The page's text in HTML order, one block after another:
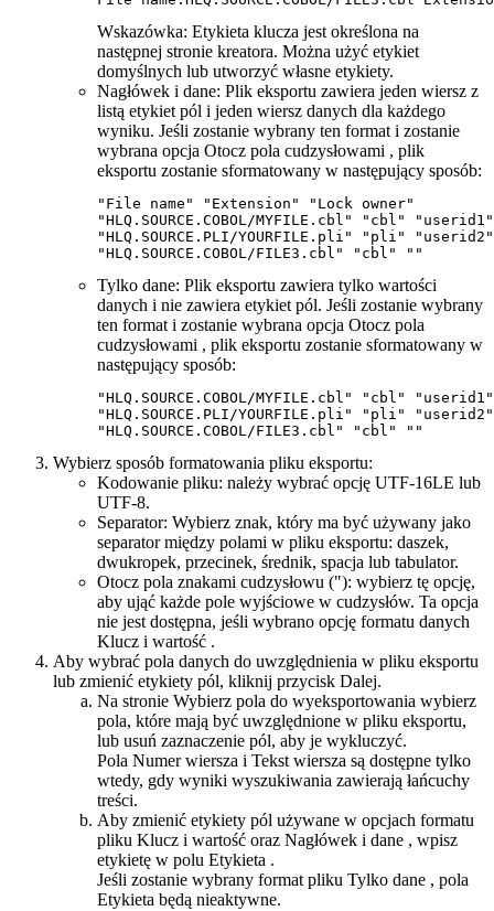
Wskazówka: Etykieta klucza jest określona na
następnej stronie kreatora. Można użyć etykiet
domyślnych lub utworzyć własne etykiety.
Nagłówek i dane: Plik eksportu zawiera jeden wiersz z
listą etykiet pól i jeden wiersz danych dla każdego
wyniku. Jeśli zostanie wybrany ten format i zostanie
wybrana opcja Otocz pola cudzysłowami , plik
eksportu zostanie sformatowany w następujący sposób:
"File name" "Extension" "Lock owner"
"HLQ.SOURCE.COBOL/MYFILE.cbl" "cbl" "userid1"
"HLQ.SOURCE.PLI/YOURFILE.pli" "pli" "userid2"
Tylko dane: Plik eksportu zawiera tylko wartości
danych i nie zawiera etykiet pól. Jeśli zostanie wybrany
ten format i zostanie wybrana opcja Otocz pola
cudzysłowami , plik eksportu zostanie sformatowany w
następujący sposób:
"HLQ.SOURCE.COBOL/MYFILE.cbl" "cbl" "userid1"
"HLQ.SOURCE.PLI/YOURFILE.pli" "pli" "userid2"
Wybierz sposób formatowania pliku eksportu:
Kodowanie pliku: należy wybrać opcję UTF-16LE lub
UTF-8.
Separator: Wybierz znak, który ma być używany jako
separator między polami w pliku eksportu: daszek,
dwukropek, przecinek, średnik, spacja lub tabulator.
Otocz pola znakami cudzysłowu ("): wybierz tę opcję,
aby ująć każde pole wyjściowe w cudzysłów. Ta opcja
nie jest dostępna, jeśli wybrano opcję formatu danych
Klucz i wartość .
Aby wybrać pola danych do uwzględnienia w pliku eksportu
lub zmienić etykiety pól, kliknij przycisk Dalej.
Na stronie Wybierz pola do wyeksportowania wybierz
pola, które mają być uwzględnione w pliku eksportu,
lub usuń zaznaczenie pól, aby je wykluczyć.
Pola Numer wiersza i Tekst wiersza są dostępne tylko
wtedy, gdy wyniki wyszukiwania zawierają łańcuchy
treści.
Aby zmienić etykiety pól używane w opcjach formatu
pliku Klucz i wartość oraz Nagłówek i dane , wpisz
etykietę w polu Etykieta .
Jeśli zostanie wybrany format pliku Tylko dane , pola
Etykieta będą nieaktywne.